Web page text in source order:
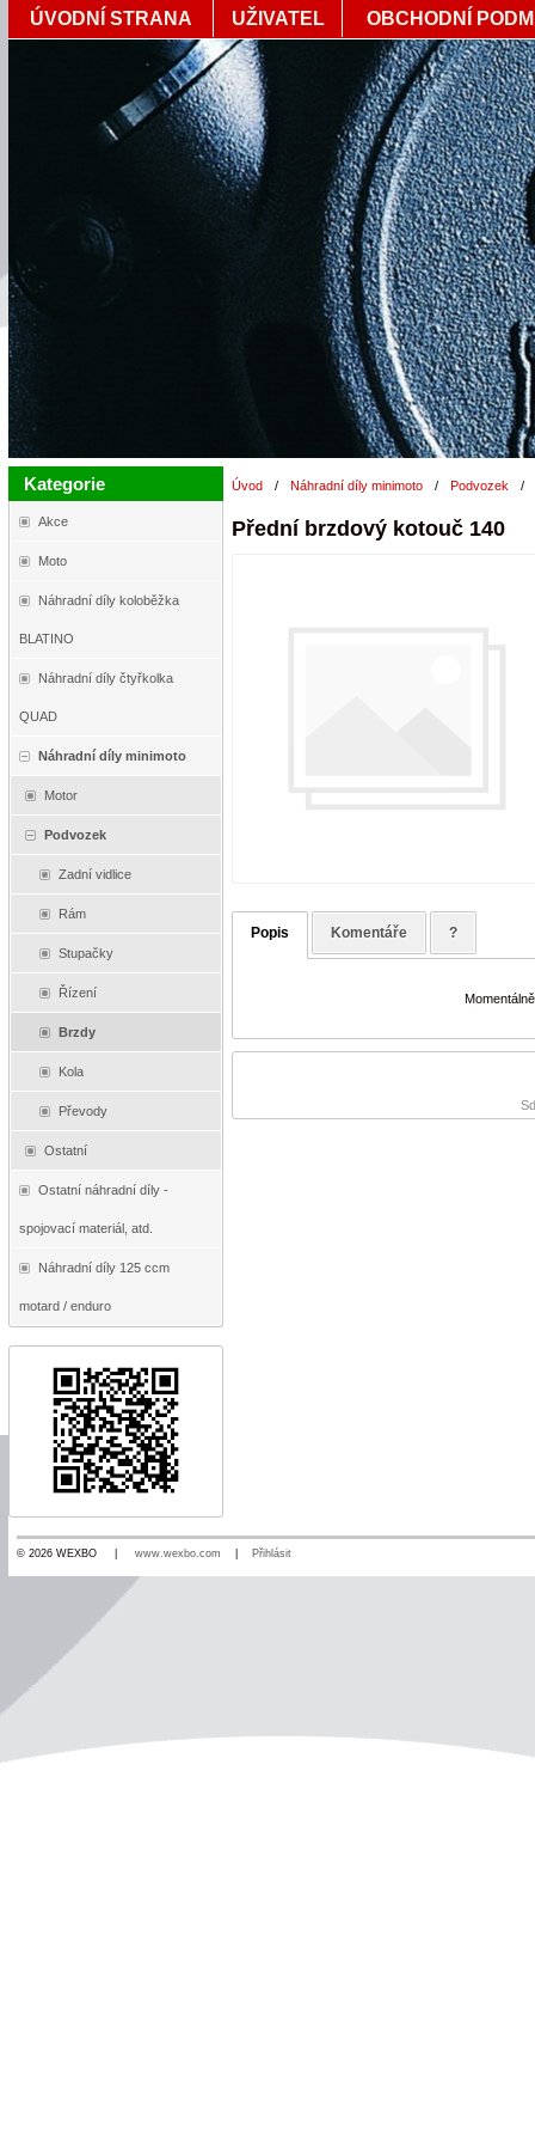
ÚVODNÍ STRANA UŽIVATEL OBCHODNÍ
Kategorie
Akce
Moto
Náhradní díly koloběžka
BLATINO
Náhradní díly čtyřkolka
QUAD
Náhradní díly minimoto
Motor
Podvozek
Zadní vidlice
Rám
Stupačky
Řízení
Brzdy
Kola
Převody
Ostatní
Ostatní náhradní díly -
spojovací materiál, atd.
Náhradní díly 125 ccm
motard / enduro
Úvod / Náhradní díly minimoto / Podvozek /
Přední brzdový kotouč 140
Popis Komentáře ?
© 2026 WEXBO | www.wexbo.com Přihlásit